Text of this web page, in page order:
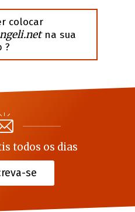
colocar
na sua
?
todos os dias
se